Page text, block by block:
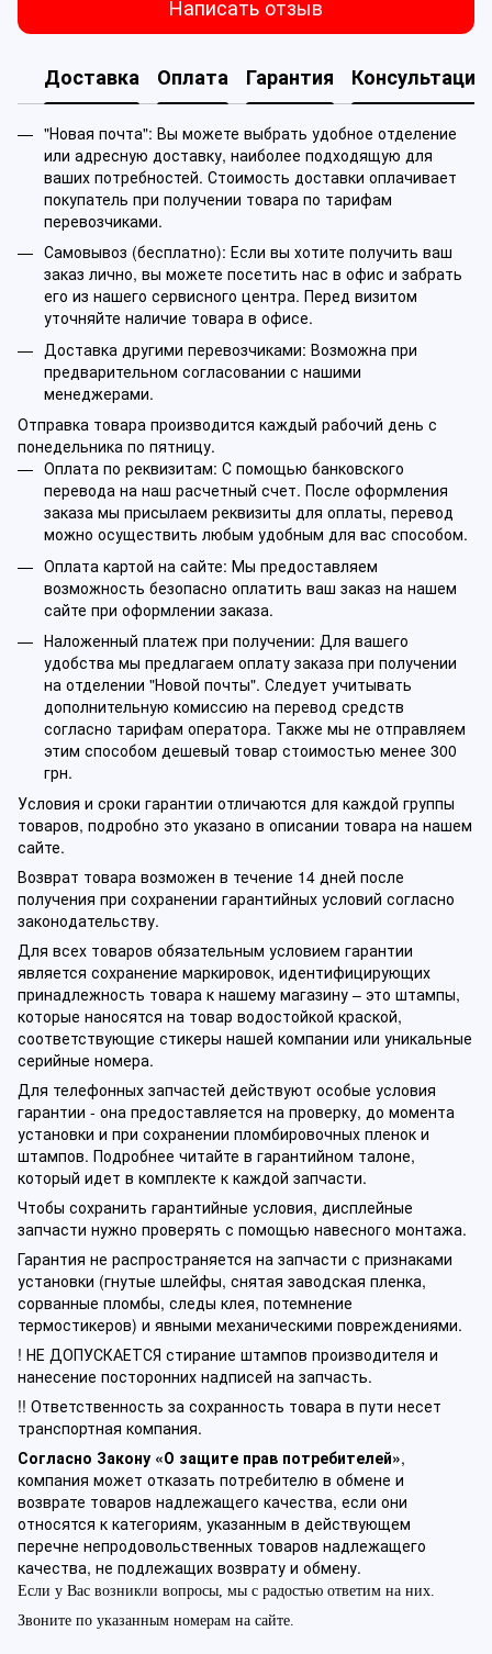
Написать отзыв
Доставка Оплата Гарантия Консультация
"Новая почта": Вы можете выбрать удобное отделение
или адресную доставку, наиболее подходящую для
ваших потребностей. Стоимость доставки оплачивает
покупатель при получении товара по тарифам
перевозчиками.
Самовывоз (бесплатно): Если вы хотите получить ваш
заказ лично, вы можете посетить нас в офис и забрать
его из нашего сервисного центра. Перед визитом
уточняйте наличие товара в офисе.
Доставка другими перевозчиками: Возможна при
предварительном согласовании с нашими
менеджерами.
Отправка товара производится каждый рабочий день с
понедельника по пятницу.
Оплата по реквизитам: С помощью банковского
перевода на наш расчетный счет. После оформления
заказа мы присылаем реквизиты для оплаты, перевод
можно осуществить любым удобным для вас способом.
Оплата картой на сайте: Мы предоставляем
возможность безопасно оплатить ваш заказ на нашем
сайте при оформлении заказа.
Наложенный платеж при получении: Для вашего
удобства мы предлагаем оплату заказа при получении
на отделении "Новой почты". Следует учитывать
дополнительную комиссию на перевод средств
согласно тарифам оператора. Также мы не отправляем
этим способом дешевый товар стоимостью менее 300
грн.
Условия и сроки гарантии отличаются для каждой группы
товаров, подробно это указано в описании товара на нашем
сайте.
Возврат товара возможен в течение 14 дней после
получения при сохранении гарантийных условий согласно
законодательству.
Для всех товаров обязательным условием гарантии
является сохранение маркировок, идентифицирующих
принадлежность товара к нашему магазину – это штампы,
которые наносятся на товар водостойкой краской,
соответствующие стикеры нашей компании или уникальные
серийные номера.
Для телефонных запчастей действуют особые условия
гарантии - она предоставляется на проверку, до момента
установки и при сохранении пломбировочных пленок и
штампов. Подробнее читайте в гарантийном талоне,
который идет в комплекте к каждой запчасти.
Чтобы сохранить гарантийные условия, дисплейные
запчасти нужно проверять с помощью навесного монтажа.
Гарантия не распространяется на запчасти с признаками
установки (гнутые шлейфы, снятая заводская пленка,
сорванные пломбы, следы клея, потемнение
термостикеров) и явными механическими повреждениями.
! НЕ ДОПУСКАЕТСЯ стирание штампов производителя и
нанесение посторонних надписей на запчасть.
!! Ответственность за сохранность товара в пути несет
транспортная компания.
Согласно Закону «О защите прав потребителей»,
компания может отказать потребителю в обмене и
возврате товаров надлежащего качества, если они
относятся к категориям, указанным в действующем
перечне непродовольственных товаров надлежащего
качества, не подлежащих возврату и обмену.
Если у Вас возникли вопросы, мы с радостью ответим на них.
Звоните по указанным номерам на сайте.